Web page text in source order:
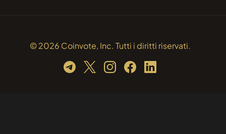
© 2026 Coinvote, Inc. Tutti i diritti riservati.